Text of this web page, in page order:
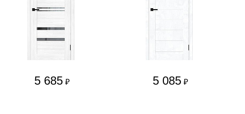
5 685 ₽ 5 085 ₽